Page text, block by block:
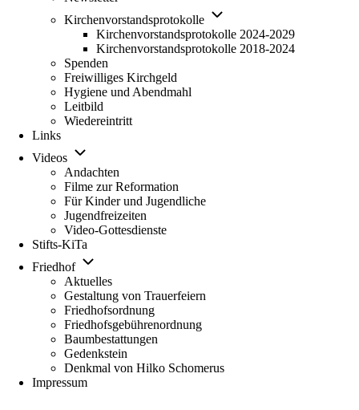
Kirchenvorstandsprotokolle
Unternavigation von
Kirchenvorstandsprotokolle 2024-2029
Kirchenvorstandsprotokolle 2018-2024
Spenden
Freiwilliges Kirchgeld
Hygiene und Abendmahl
Leitbild
Wiedereintritt
Links
Videos
Unternavigation von Videos
Andachten
Filme zur Reformation
Für Kinder und Jugendliche
Jugendfreizeiten
Video-Gottesdienste
Stifts-KiTa
Friedhof
Unternavigation von Friedhof
Aktuelles
Gestaltung von Trauerfeiern
Friedhofsordnung
Friedhofsgebührenordnung
Baumbestattungen
Gedenkstein
Denkmal von Hilko Schomerus
Impressum